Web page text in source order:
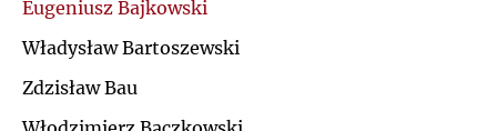
Eugeniusz Bajkowski
Władysław Bartoszewski
Zdzisław Bau